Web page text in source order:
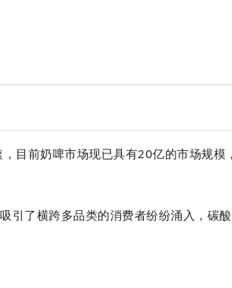
目前奶啤市场现已具有20亿的市场规模
引了横跨多品类的消费者纷纷涌入，碳